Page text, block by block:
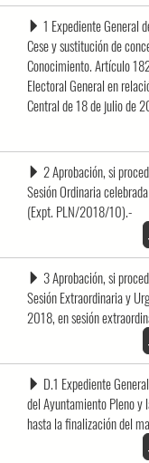
1 Expediente General
Cese y sustitución de
Conocimiento. Artículo
Electoral General en
Central de 18 de julio de
2 Aprobación, si
Sesión Ordinaria
(Expt. PLN/2018/10).-
3 Aprobación, si
Sesión Extraordinaria y
2018, en sesión
D.1 Expediente
del Ayuntamiento Pleno y
hasta la finalización del